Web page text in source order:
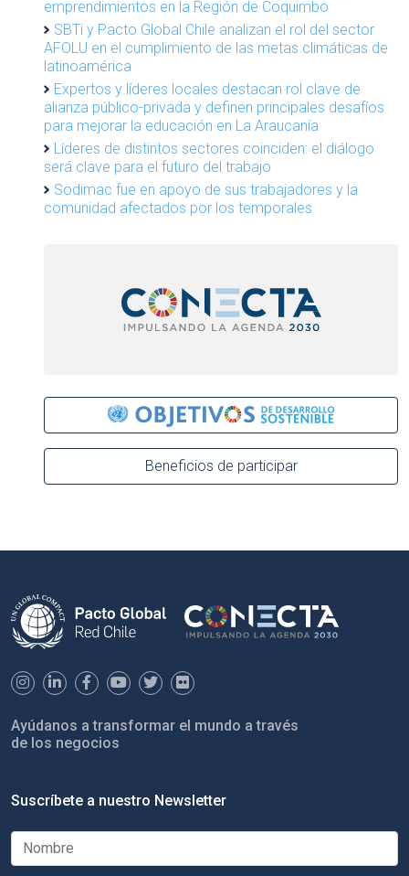
emprendimientos en la Región de Coquimbo
SBTi y Pacto Global Chile analizan el rol del sector
AFOLU en el cumplimiento de las metas climáticas de
latinoamérica
Expertos y líderes locales destacan rol clave de
alianza público-privada y definen principales desafíos
para mejorar la educación en La Araucanía
Líderes de distintos sectores coinciden: el diálogo
será clave para el futuro del trabajo
Sodimac fue en apoyo de sus trabajadores y la
comunidad afectados por los temporales
Beneficios de participar
Ayúdanos a transformar el mundo a través
de los negocios
Suscríbete a nuestro Newsletter